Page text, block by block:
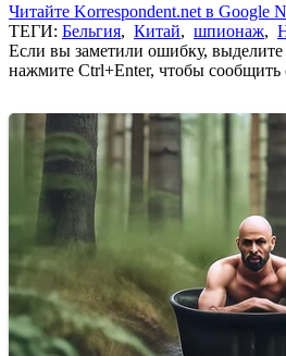
Читайте Korrespondent.net в Google
ТЕГИ: Бельгия, Китай, шпионаж,
Если вы заметили ошибку,
нажмите Ctrl+Enter, чтобы сообщить